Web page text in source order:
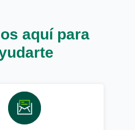
aquí para